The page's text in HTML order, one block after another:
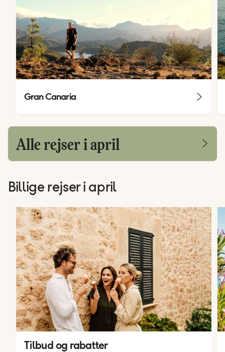
Gran Canaria
Alle rejser i april
Billige rejser i april
Tilbud og rabatter